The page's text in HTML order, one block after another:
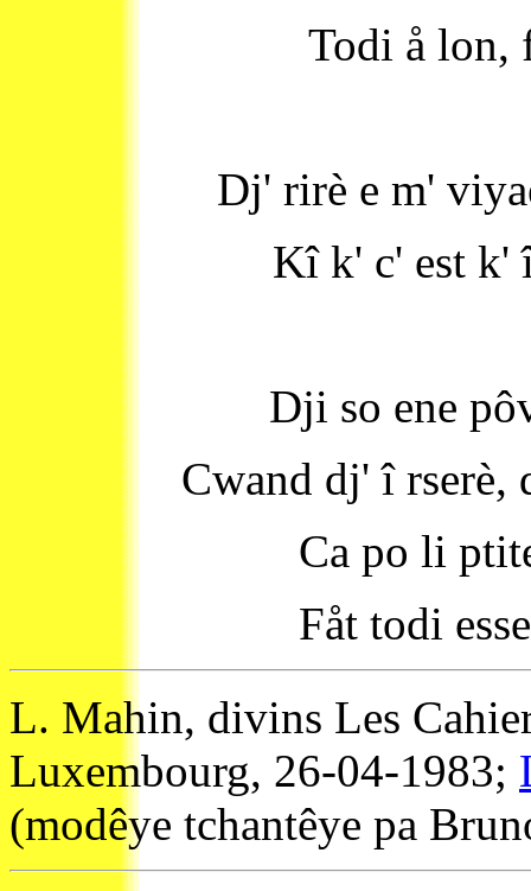
Todi å lon,
Dj' rirè e m'
Kî k' c' est k'
Dji so ene
Cwand dj' î rserè,
Ca po li
Fåt todi
L. Mahin, divins Les
Luxembourg, 26-04-1983;
(modêye tchantêye pa